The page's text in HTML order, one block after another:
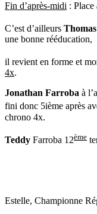
Fin d’après-midi : Place
C’est d’ailleurs
une bonne rééducation,
il revient en forme et
4x.
Jonathan Farroba à
fini donc 5ième après
chrono 4x.
Teddy Farroba 12ème
Estelle, Championne